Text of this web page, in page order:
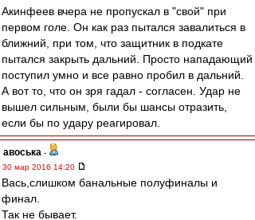
Акинфеев вчера не пропускал в "свой" при
первом голе. Он как раз пытался завалиться в
ближний, при том, что защитник в подкате
пытался закрыть дальний. Просто нападающий
поступил умно и все равно пробил в дальний.
А вот то, что он зря гадал - согласен. Удар не
вышел сильным, были бы шансы отразить,
если бы по удару реагировал.
авоська -
30 мар 2016 14:20
Вась,слишком банальные полуфиналы и
финал.
Так не бывает.